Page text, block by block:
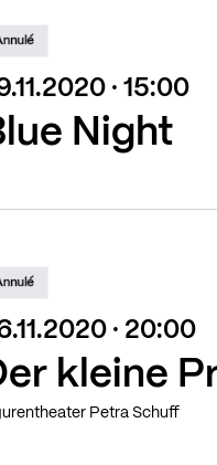
· 15:00
Night
· 20:00
kleine
Petra Schuff